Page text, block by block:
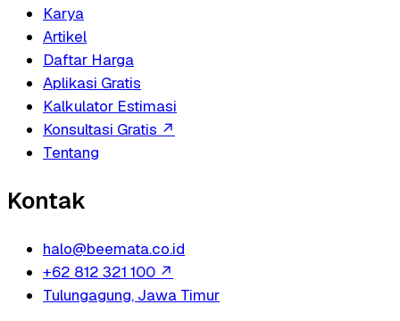
Karya
Artikel
Daftar Harga
Aplikasi Gratis
Kalkulator Estimasi
Konsultasi Gratis ↗
Tentang
Kontak
halo@beemata.co.id
+62 812 321 100 ↗
Tulungagung, Jawa Timur